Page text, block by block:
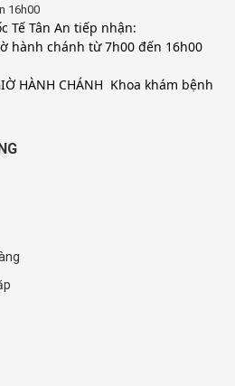
16h00
Tế Tân An tiếp nhận:
hành chánh từ 7h00 đến 16h00
HÀNH CHÁNH Khoa khám bệnh